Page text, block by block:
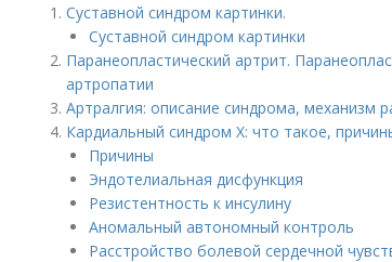
Суставной синдром картинки.
Суставной синдром картинки
Паранеопластический артрит.
артропатии
Артралгия: описание синдрома, механизм
Кардиальный синдром Х: что такое,
Причины
Эндотелиальная дисфункция
Резистентность к инсулину
Аномальный автономный контроль
Расстройство болевой сердечной